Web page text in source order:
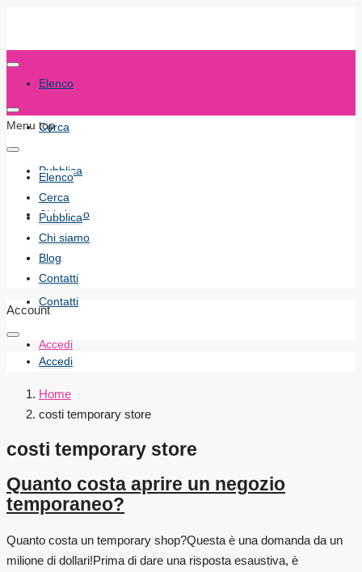
Elenco
Cerca
Pubblica
Chi siamo
Blog
Contatti
Accedi
Menu top
Elenco
Cerca
Pubblica
Chi siamo
Blog
Contatti
Account
Accedi
Home
costi temporary store
costi temporary store
Quanto costa aprire un negozio
temporaneo?
Quanto costa un temporary shop?Questa è una domanda da un
milione di dollari!Prima di dare una risposta esaustiva, è